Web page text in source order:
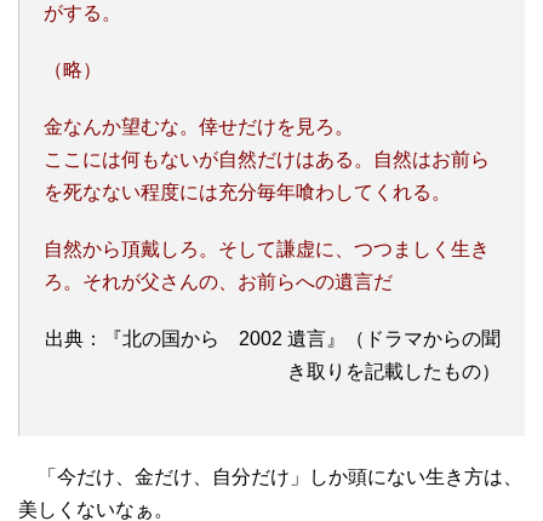
がする。
（略）
金なんか望むな。倖せだけを見ろ。
ここには何もないが自然だけはある。自然はお前ら
を死なない程度には充分毎年喰わしてくれる。
自然から頂戴しろ。そして謙虚に、つつましく生き
ろ。それが父さんの、お前らへの遺言だ
出典：『北の国から 2002 遺言』（ドラマからの聞
き取りを記載したもの）
「今だけ、金だけ、自分だけ」しか頭にない生き方は、
美しくないなぁ。